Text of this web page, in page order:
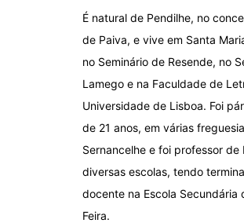
É natural de Pendilhe, no
de Paiva, e vive em Santa
no Seminário de Resende, no
Lamego e na Faculdade de
Universidade de Lisboa. Foi
de 21 anos, em várias
Sernancelhe e foi professor de
diversas escolas, tendo
docente na Escola Secundária
Feira.